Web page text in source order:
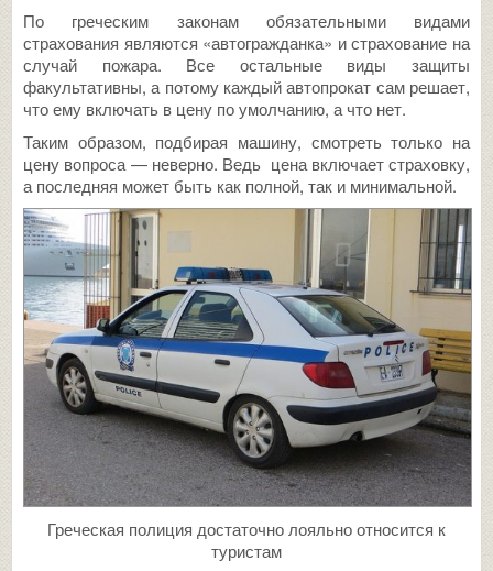
По греческим законам обязательными видами
страхования являются «автогражданка» и страхование на
случай пожара. Все остальные виды защиты
факультативны, а потому каждый автопрокат сам решает,
что ему включать в цену по умолчанию, а что нет.
Таким образом, подбирая машину, смотреть только на
цену вопроса — неверно. Ведь цена включает страховку,
а последняя может быть как полной, так и минимальной.
Греческая полиция достаточно лояльно относится к
туристам